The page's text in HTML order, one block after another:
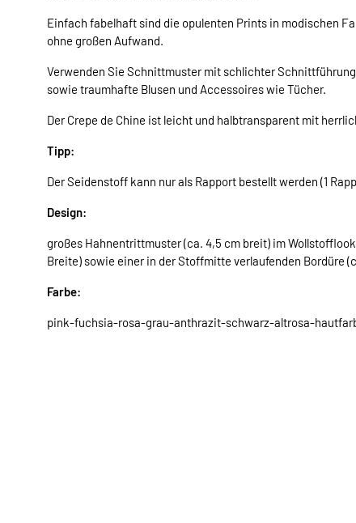
Einfach fabelhaft sind die opulenten Prints in modischen
ohne großen Aufwand.
Verwenden Sie Schnittmuster mit schlichter
sowie traumhafte Blusen und Accessoires wie Tücher.
Der Crepe de Chine ist leicht und halbtransparent mit
Tipp:
Der Seidenstoff kann nur als Rapport bestellt werden (1
Design:
großes Hahnentrittmuster (ca. 4,5 cm breit) im
Breite) sowie einer in der Stoffmitte verlaufenden Bordüre
Farbe:
pink-fuchsia-rosa-grau-anthrazit-schwarz-altrosa-